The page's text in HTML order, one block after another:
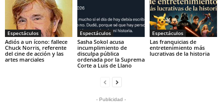
Espectáculos
Adiós a un ícono: fallece
Chuck Norris, referente
del cine de acción y las
artes marciales
Espectáculos
Sasha Sokol acusa
incumplimiento de
disculpa pública
ordenada por la Suprema
Corte a Luis de Llano
Espectáculos
Las franquicias de
entretenimiento más
lucrativas de la historia
- Publicidad -